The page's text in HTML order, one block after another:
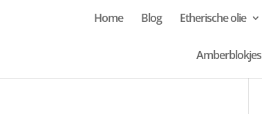
Home Blog Etherische olie
Amberblokjes